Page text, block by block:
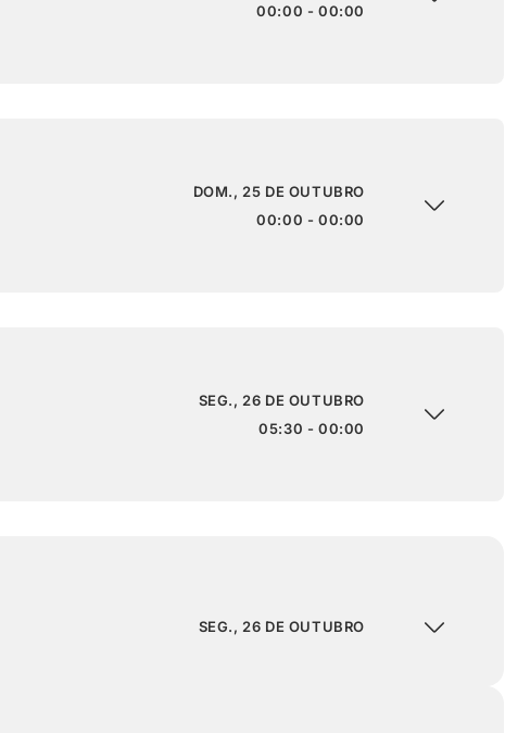
00:00 - 00:00
DOM., 25 DE OUTUBRO
00:00 - 00:00
SEG., 26 DE OUTUBRO
05:30 - 00:00
SEG., 26 DE OUTUBRO